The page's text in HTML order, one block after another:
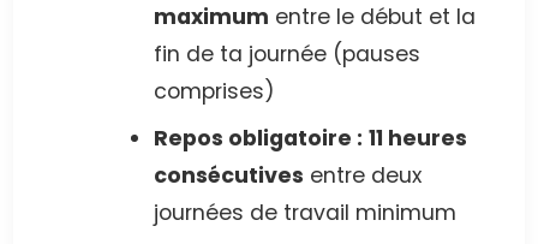
maximum entre le début et la
fin de ta journée (pauses
comprises)
Repos obligatoire : 11 heures
consécutives entre deux
journées de travail minimum